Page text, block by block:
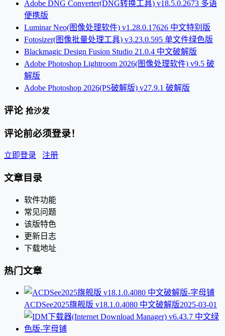
Adobe DNG Converter(DNG转换工具) v18.5.0.2673 多语
便携版
Luminar Neo(图像处理软件) v1.28.0.17626 中文特别版
Fotosizer(图像批量处理工具) v3.23.0.595 单文件绿色版
Blackmagic Design Fusion Studio 21.0.4 中文破解版
Adobe Photoshop Lightroom 2026(图像处理软件) v9.5 破
解版
Adobe Photoshop 2026(PS破解版) v27.9.1 破解版
评论 抢沙发
评论前必须登录！
立即登录 注册
文章目录
软件功能
常见问题
该版特色
更新日志
下载地址
热门文章
ACDSee2025旗舰版 v18.1.0.4080 中文破解版2025-03-01